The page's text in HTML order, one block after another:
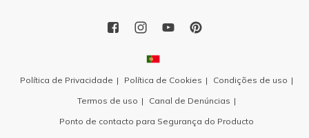
Política de Privacidade Política de Cookies
Condições de uso
Termos de uso
Canal de Denúncias
Ponto de contacto para Segurança do Producto